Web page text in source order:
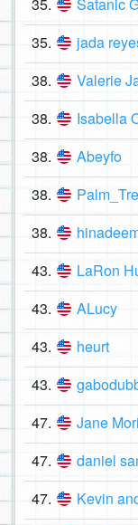
35. Satanic
35. jada
38. Valerie
38. Isabella
38. Abeyfo
38.
38.
43. LaRon
43. ALucy
43. heurt
43.
47. Jane
47. daniel
47. Kevin